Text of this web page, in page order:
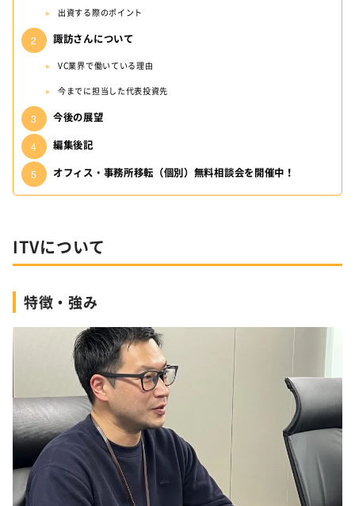
出資する際のポイント
諏訪さんについて
VC業界で働いている理由
今までに担当した代表投資先
今後の展望
編集後記
オフィス・事務所移転（個別）無料相談会を開催中！
ITVについて
特徴・強み